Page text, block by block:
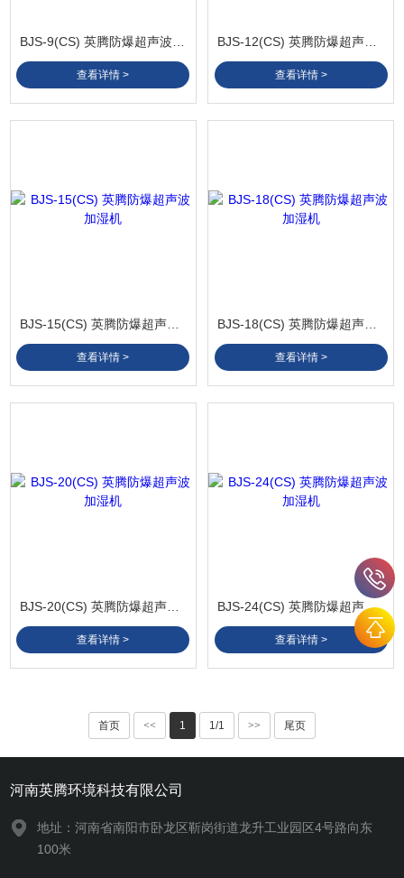
查看详情 > 查看详情 >
查看详情 > 查看详情 >
查看详情 >
BJS-24(CS) 英腾防爆超声波加湿机
查看详情 >
首页 << 1 1/1 >> 尾页
河南英腾环境科技有限公司
地址：河南省南阳市卧龙区靳岗街道龙升工业园区4号路向东
100米